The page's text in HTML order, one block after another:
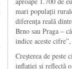
mari populații
diferența reală
Brno sau Praga –
indice aceste
Creșterea de peste
inflației și reflectă